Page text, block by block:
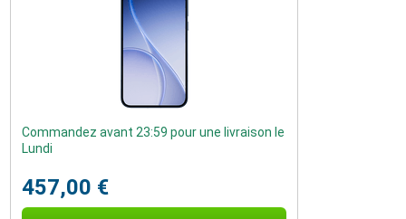
Commandez avant 23:59 pour une livraison le
Lundi
457,00 €